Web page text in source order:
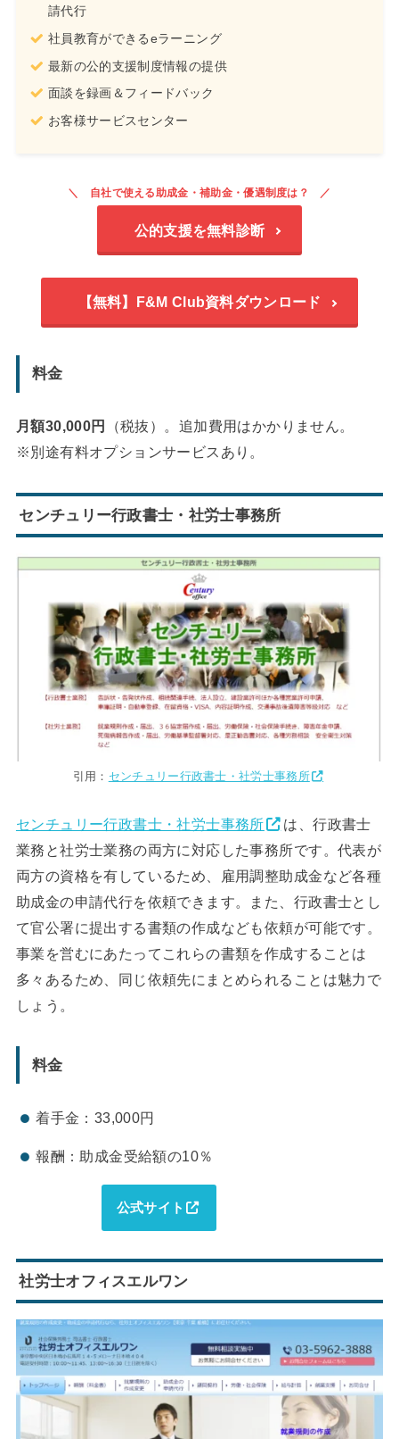
請代行
社員教育ができるeラーニング
最新の公的支援制度情報の提供
面談を録画＆フィードバック
お客様サービスセンター
自社で使える助成金・補助金・優遇制度は？
公的支援を無料診断
【無料】F&M Club資料ダウンロード
料金
月額30,000円
（税抜）。追加費用はかかりません。
※別途有料オプションサービスあり。
センチュリー行政書士・社労士事務所
引用： センチュリー行政書士・社労士事務所
センチュリー行政書士・社労士事務所
は、行政書士
業務と社労士業務の両方に対応した事務所です。代表が
両方の資格を有しているため、雇用調整助成金など各種
助成金の申請代行を依頼できます。また、行政書士とし
て官公署に提出する書類の作成なども依頼が可能です。
事業を営むにあたってこれらの書類を作成することは
多々あるため、同じ依頼先にまとめられることは魅力で
しょう。
料金
着手金：33,000円
報酬：助成金受給額の10％
公式サイト
社労士オフィスエルワン